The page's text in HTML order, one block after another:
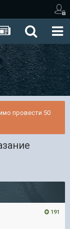
провести 50
191